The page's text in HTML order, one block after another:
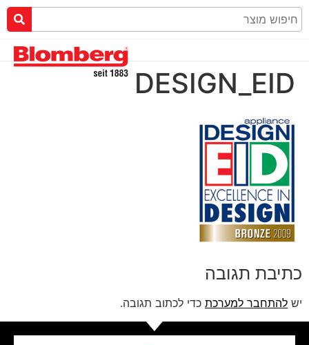
DESIGN_EID
כתיבת תגובה
יש להתחבר למערכת כדי לכתוב תגובה.